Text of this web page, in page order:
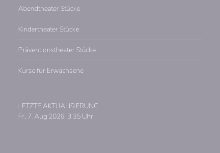
Abendtheater Stücke
Kindertheater Stücke
Präventionstheater Stücke
Kurse für Erwachsene
LETZTE AKTUALISIERUNG
Fr, 7. Aug 2026, 3:35 Uhr